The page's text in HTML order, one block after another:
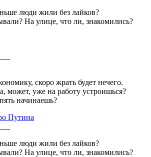
люди жили без лайков?
На улице, что ли, знакомились?
скоро жрать будет нечего.
может, уже на работу устроишься?
начинаешь?
Путина
люди жили без лайков?
На улице, что ли, знакомились?